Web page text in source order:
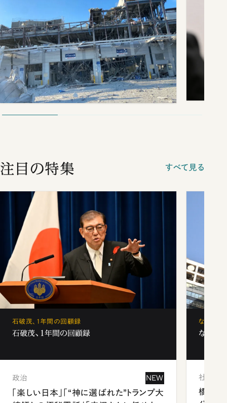
注目の特集 すべて見る
石破茂、1年間の回顧録
石破茂、1年間の回顧録
政治 NEW
「楽しい日本」「“神に選ばれた”トランプ大
なぜ「フ
なぜ「
社会
橋本愛